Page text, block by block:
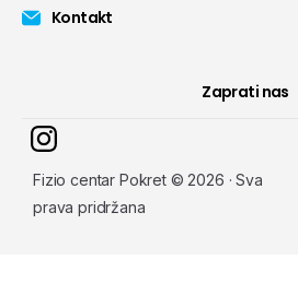
Kontakt
Zaprati nas
Fizio centar Pokret © 2026 · Sva
prava pridržana